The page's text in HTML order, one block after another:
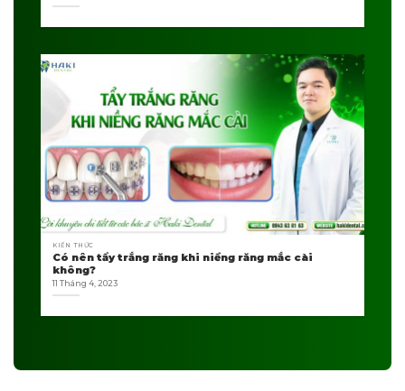
KIẾN THỨC
Có nên tẩy trắng răng khi niềng răng mắc cài
không?
11 Tháng 4, 2023